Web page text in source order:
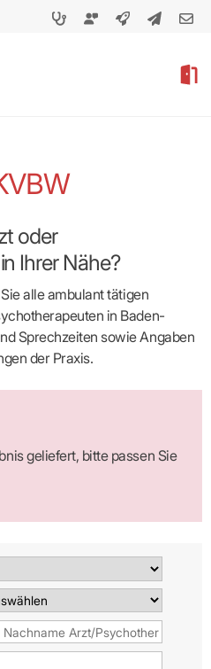
oder
Ihrer Nähe?
alle ambulant tätigen
in Baden-
Sprechzeiten sowie Angaben
der Praxis.
geliefert, bitte passen Sie